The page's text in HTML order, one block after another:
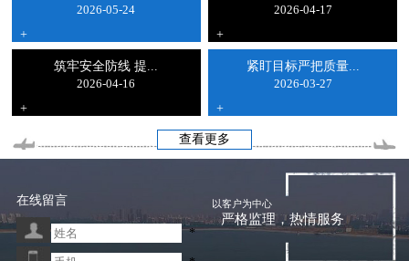
2026-05-24
+
2026-04-17
+
筑牢安全防线 提...
2026-04-16
+
紧盯目标严把质量...
2026-03-27
+
查看更多
在线留言
*
以客户为中心
严格监理，热情服务